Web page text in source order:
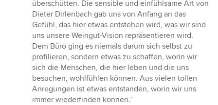
überschütten. Die sensible und einfühlsame Art von
Dieter Dirlenbach gab uns von Anfang an das
Gefühl, das hier etwas entstehen wird, was wir sind
uns unsere Weingut-Vision repräsentieren wird.
Dem Büro ging es niemals darum sich selbst zu
profilieren, sondern etwas zu schaffen, worin wir
sich die Menschen, die hier leben und die uns
besuchen, wohlfühlen können. Aus vielen tollen
Anregungen ist etwas entstanden, worin wir uns
immer wiederfinden können.”